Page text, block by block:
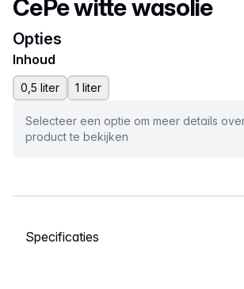
Productnaam
CePe witte wasolie
Opties
Inhoud
0,5 liter 1 liter
Selecteer een optie om meer details
product te bekijken
Selecteer een tabblad